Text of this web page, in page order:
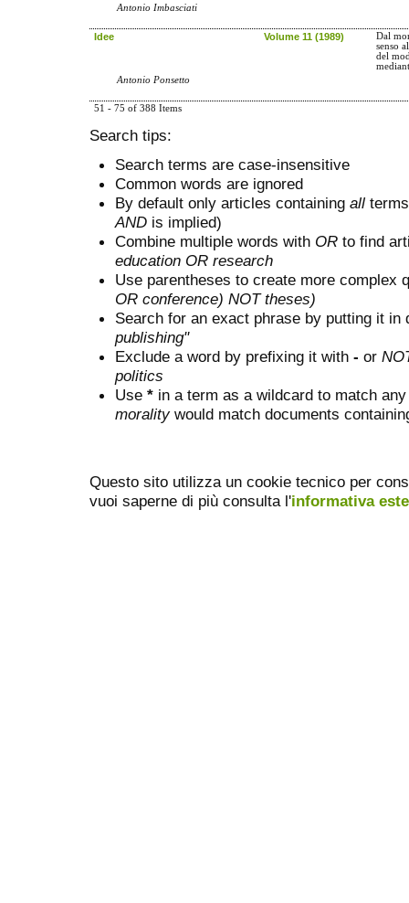
Antonio Imbasciati
Idee Volume 11 (1989)
Dal
senso
del
Antonio Ponsetto
51 - 75 of 388 Items
Search tips:
Search terms are case-insensitive
Common words are ignored
By default only articles containing all
AND is implied)
Combine multiple words with OR to find
education OR research
Use parentheses to create more complex
OR conference) NOT theses)
Search for an exact phrase by putting it
publishing"
Exclude a word by prefixing it with - or
politics
Use * in a term as a wildcard to match
moralitywould match documents
Questo sito utilizza un cookie tecnico per
vuoi saperne di più consulta l'informativa